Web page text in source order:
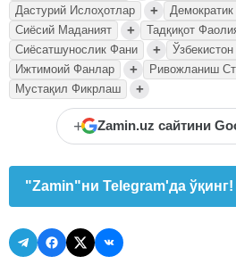
Дастурий Ислоҳотлар + Демократик
Сиёсий Маданият + Тадқиқот
Сиёсатшунослик Фани +
Ижтимоий Фанлар + Ривожланиш
Мустақил Фикрлаш +
+ Zamin.uz сайтини
"Zamin"ни Telegram'да ўқинг!